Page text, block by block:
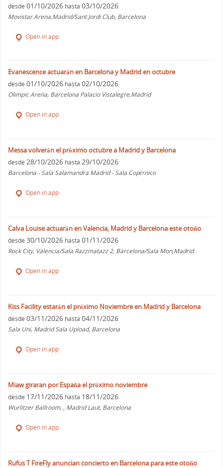
desde 01/10/2026 hasta 03/10/2026
Movistar Arena,Madrid/Sant Jordi Club, Barcelona
Open in app
Evanescence actuarán en Barcelona y Madrid en octubre
desde 01/10/2026 hasta 02/10/2026
Olimpic Arena, Barcelona Palacio Vistalegre,Madrid
Open in app
Messa volverán el próximo octubre a Madrid y Barcelona
desde 28/10/2026 hasta 29/10/2026
Barcelona - Sala Salamandra Madrid - Sala Copérnico
Open in app
Calva Louise actuarán en Valencia, Madrid y Barcelona este otoño
desde 30/10/2026 hasta 01/11/2026
Rock City, Valencia/Sala Razzmatazz 2, Barcelona/Sala Mon,Madrid
Open in app
Kiss Facility estarán el próximo Noviembre en Madrid y Barcelona
desde 03/11/2026 hasta 04/11/2026
Sala Uni, Madrid Sala Upload, Barcelona
Open in app
Miaw giraran por España el próximo noviembre
desde 17/11/2026 hasta 18/11/2026
Wurlitzer Ballroom, , Madrid Laut, Barcelona
Open in app
Rufus T FireFly anuncian concierto en Barcelona para este otoño